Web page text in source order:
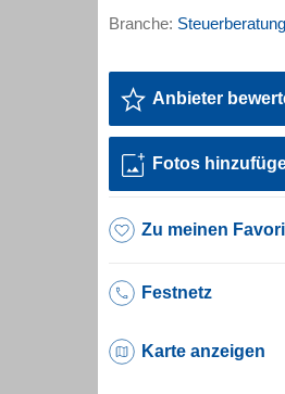
Branche:
Anbieter
Fotos
Zu meinen
Festnetz
Karte anzeigen